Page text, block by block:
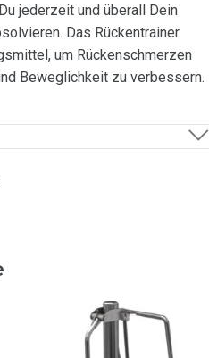
jederzeit und überall Dein
Das Rückentrainer
um Rückenschmerzen
Beweglichkeit zu verbessern.